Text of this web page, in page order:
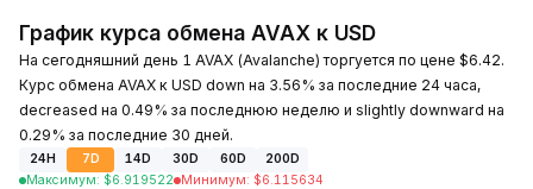
График курса обмена AVAX к USD
На сегодняшний день 1 AVAX (Avalanche) торгуется по цене $6.42.
Курс обмена AVAX к USD down на 3.56% за последние 24 часа,
decreased на 0.49% за последнюю неделю и slightly downward на
0.29% за последние 30 дней.
24H 7D 14D 30D 60D
200D
Максимум: $6.919522 Минимум: $6.115634